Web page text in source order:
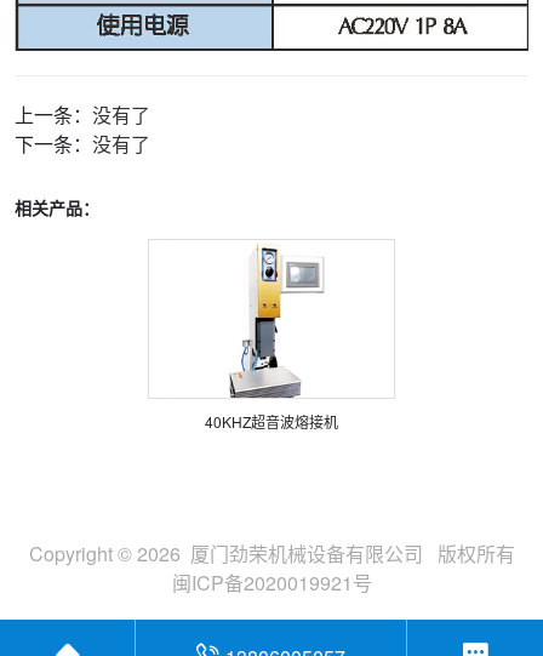
上一条： 没有了
下一条： 没有了
相关产品：
40KHZ超音波熔接机
Copyright © 2026 厦门劲荣机械设备有限公司 版权所有
闽ICP备2020019921号